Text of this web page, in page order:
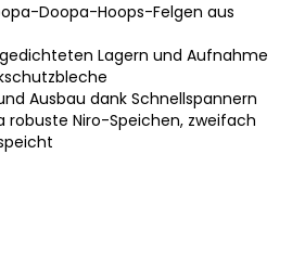
Doopa-Hoops-Felgen aus
Lagern und Aufnahme
Ausbau dank Schnellspannern
robuste Niro-Speichen, zweifach